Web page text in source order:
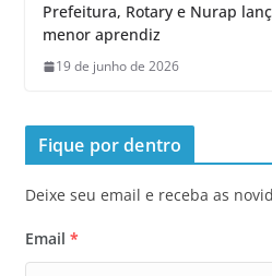
Prefeitura, Rotary e Nurap
menor aprendiz
19 de junho de 2026
Fique por dentro
Deixe seu email e receba as
Email *